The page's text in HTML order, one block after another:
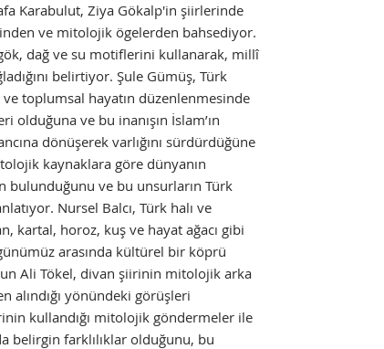
Karabulut, Ziya Gökalp'in şiirlerinde
ve mitolojik ögelerden bahsediyor.
dağ ve su motiflerini kullanarak, millî
belirtiyor. Şule Gümüş, Türk
toplumsal hayatın düzenlenmesinde
ve bu inanışın İslam’ın
dönüşerek varlığını sürdürdüğüne
kaynaklara göre dünyanın
bulunduğunu ve bu unsurların Türk
Nursel Balcı, Türk halı ve
kartal, horoz, kuş ve hayat ağacı gibi
arasında kültürel bir köprü
Ali Tökel, divan şiirinin mitolojik arka
alındığı yönündeki görüşleri
kullandığı mitolojik göndermeler ile
belirgin farklılıklar olduğunu, bu